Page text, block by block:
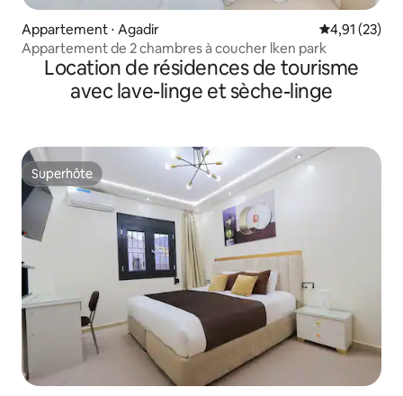
Appartement ⋅ Agadir Évaluation
4,91 (23)
Appartement de 2 chambres à coucher lken park
Location de résidences de tourisme
avec lave-linge et sèche-linge
Superhôte
Superhôte